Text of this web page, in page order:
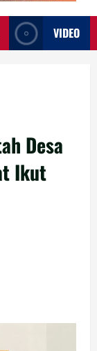
VIDEO
Desa
Ikut